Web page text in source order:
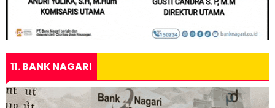
11. BANK NAGARI